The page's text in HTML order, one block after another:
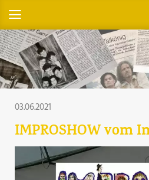
03.06.2021
IMPROSHOW vom